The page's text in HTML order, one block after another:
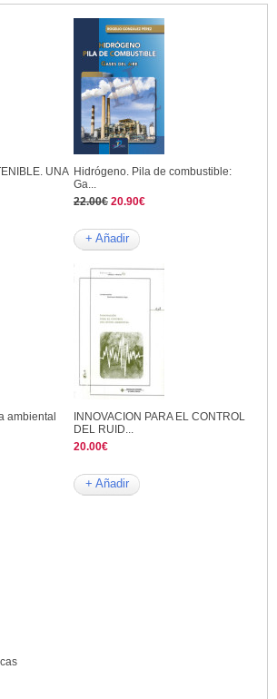
UNA Hidrógeno. Pila de combustible:
Ga...
22.00€ 20.90€
+ Añadir
ambiental
INNOVACION PARA EL CONTROL
DEL RUID...
20.00€
+ Añadir